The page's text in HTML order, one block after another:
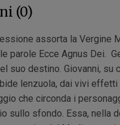
(0)
assorta la Vergine
parole Ecce Agnus Dei.
suo destino. Giovanni,
lenzuola, dai vivi
che circonda i
sullo sfondo. Essa, nella